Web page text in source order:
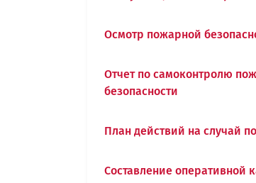
Осмотр пожарной
Отчет по самоконтролю
безопасности
План действий на случай
Составление оперативной